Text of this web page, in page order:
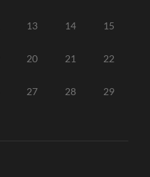
13 14 15
20 21 22
27 28 29